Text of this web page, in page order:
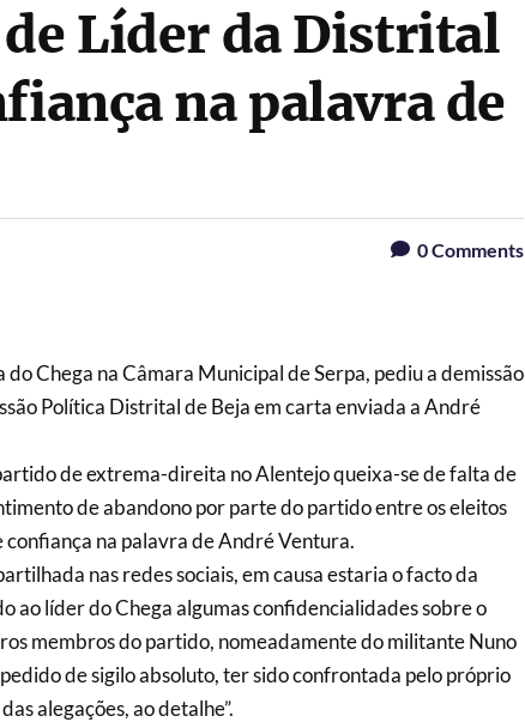
Líder da Distrital
na palavra de
0Comments
Chega na Câmara Municipal de Serpa, pediu a demissão
Política Distrital de Beja em carta enviada a André
de extrema-direita no Alentejo queixa-se de falta de
de abandono por parte do partido entre os eleitos
na palavra de André Ventura.
nas redes sociais, em causa estaria o facto da
ao líder do Chega algumas confidencialidades sobre o
membros do partido, nomeadamente do militante Nuno
de sigilo absoluto, ter sido confrontada pelo próprio
alegações, ao detalhe”.